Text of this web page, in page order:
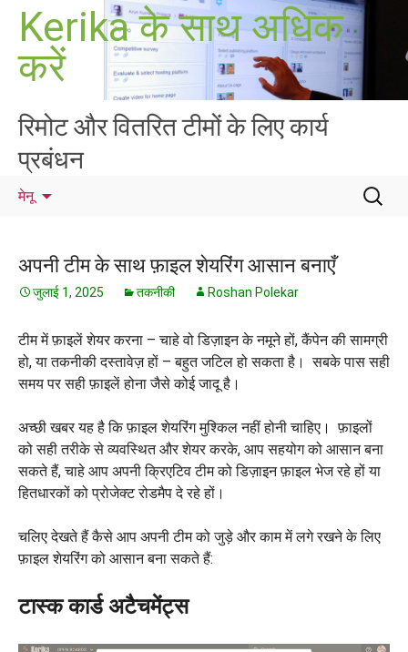
सामग्री
जाएं
Kerika के साथ अधिक
करें
रिमोट और वितरित टीमों के लिए कार्य
प्रबंधन
मेनू
निम्न
को
अपनी टीम के साथ फ़ाइल शेयरिंग आसान बनाएँ
जुलाई 1, 2025 तकनीकी Roshan Polekar
टीम में फ़ाइलें शेयर करना – चाहे वो डिज़ाइन के नमूने हों, कैंपेन की सामग्री
हो, या तकनीकी दस्तावेज़ हों – बहुत जटिल हो सकता है। सबके पास सही
समय पर सही फ़ाइलें होना जैसे कोई जादू है।
अच्छी खबर यह है कि फ़ाइल शेयरिंग मुश्किल नहीं होनी चाहिए। फ़ाइलों
को सही तरीके से व्यवस्थित और शेयर करके, आप सहयोग को आसान बना
सकते हैं, चाहे आप अपनी क्रिएटिव टीम को डिज़ाइन फ़ाइल भेज रहे हों या
हितधारकों को प्रोजेक्ट रोडमैप दे रहे हों।
चलिए देखते हैं कैसे आप अपनी टीम को जुड़े और काम में लगे रखने के लिए
फ़ाइल शेयरिंग को आसान बना सकते हैं:
टास्क कार्ड अटैचमेंट्स